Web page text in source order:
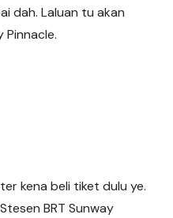
dah. Laluan tu akan
Pinnacle.
kena beli tiket dulu ye.
BRT Sunway